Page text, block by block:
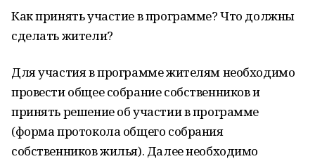
Как принять участие в программе? Что должны
сделать жители?
Для участия в программе жителям необходимо
провести общее собрание собственников и
принять решение об участии в программе
(форма протокола общего собрания
собственников жилья). Далее необходимо